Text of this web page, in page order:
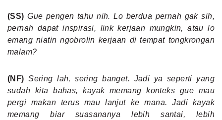
(SS) Gue pengen tahu nih. Lo berdua pernah gak sih,
pernah dapat inspirasi, link kerjaan mungkin, atau lo
emang niatin ngobrolin kerjaan di tempat tongkrongan
malam?
(NF) Sering lah, sering banget. Jadi ya seperti yang
sudah kita bahas, kayak memang konteks gue mau
pergi makan terus mau lanjut ke mana. Jadi kayak
memang biar suasananya lebih santai, lebih